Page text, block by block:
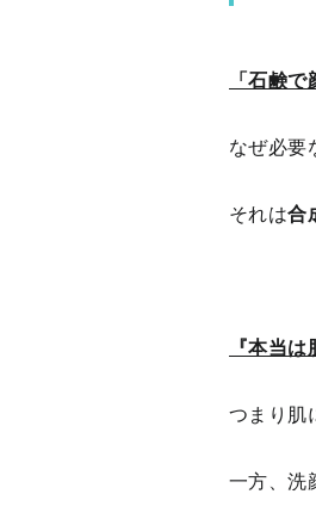
「石鹸
なぜ必要
それは合
『本当
つまり肌
一方、洗